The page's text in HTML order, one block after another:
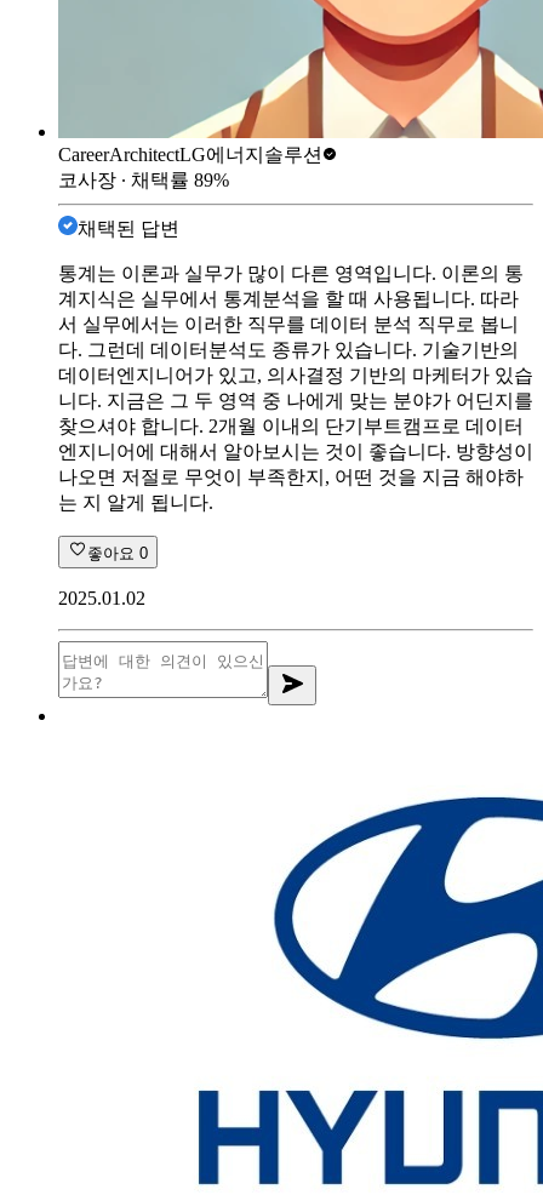
CareerArchitectLG에너지솔루션
코사장 ∙ 채택률 89%
채택된 답변
통계는 이론과 실무가 많이 다른 영역입니다. 이론의 통
계지식은 실무에서 통계분석을 할 때 사용됩니다. 따라
서 실무에서는 이러한 직무를 데이터 분석 직무로 봅니
다. 그런데 데이터분석도 종류가 있습니다. 기술기반의
데이터엔지니어가 있고, 의사결정 기반의 마케터가 있습
니다. 지금은 그 두 영역 중 나에게 맞는 분야가 어딘지를
찾으셔야 합니다. 2개월 이내의 단기부트캠프로 데이터
엔지니어에 대해서 알아보시는 것이 좋습니다. 방향성이
나오면 저절로 무엇이 부족한지, 어떤 것을 지금 해야하
는 지 알게 됩니다.
좋아요 0
2025.01.02